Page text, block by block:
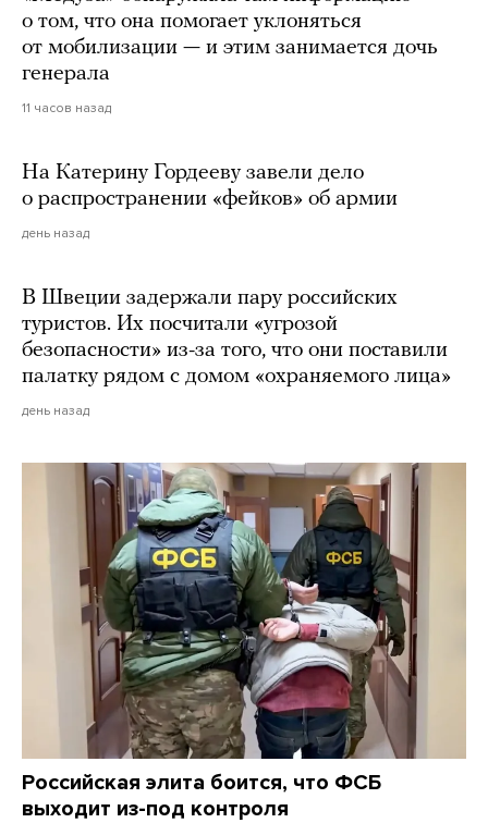
о том, что она помогает уклоняться
от мобилизации — и этим занимается дочь
генерала
11 часов назад
На Катерину Гордееву завели дело
о распространении «фейков» об армии
день назад
В Швеции задержали пару российских
туристов. Их посчитали «угрозой
безопасности» из-за того, что они поставили
палатку рядом с домом «охраняемого лица»
день назад
Российская элита боится, что ФСБ
выходит из-под контроля